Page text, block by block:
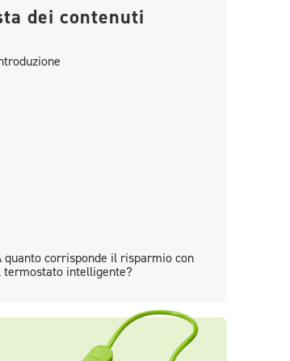
dei contenuti
quanto corrisponde il risparmio con
termostato intelligente?